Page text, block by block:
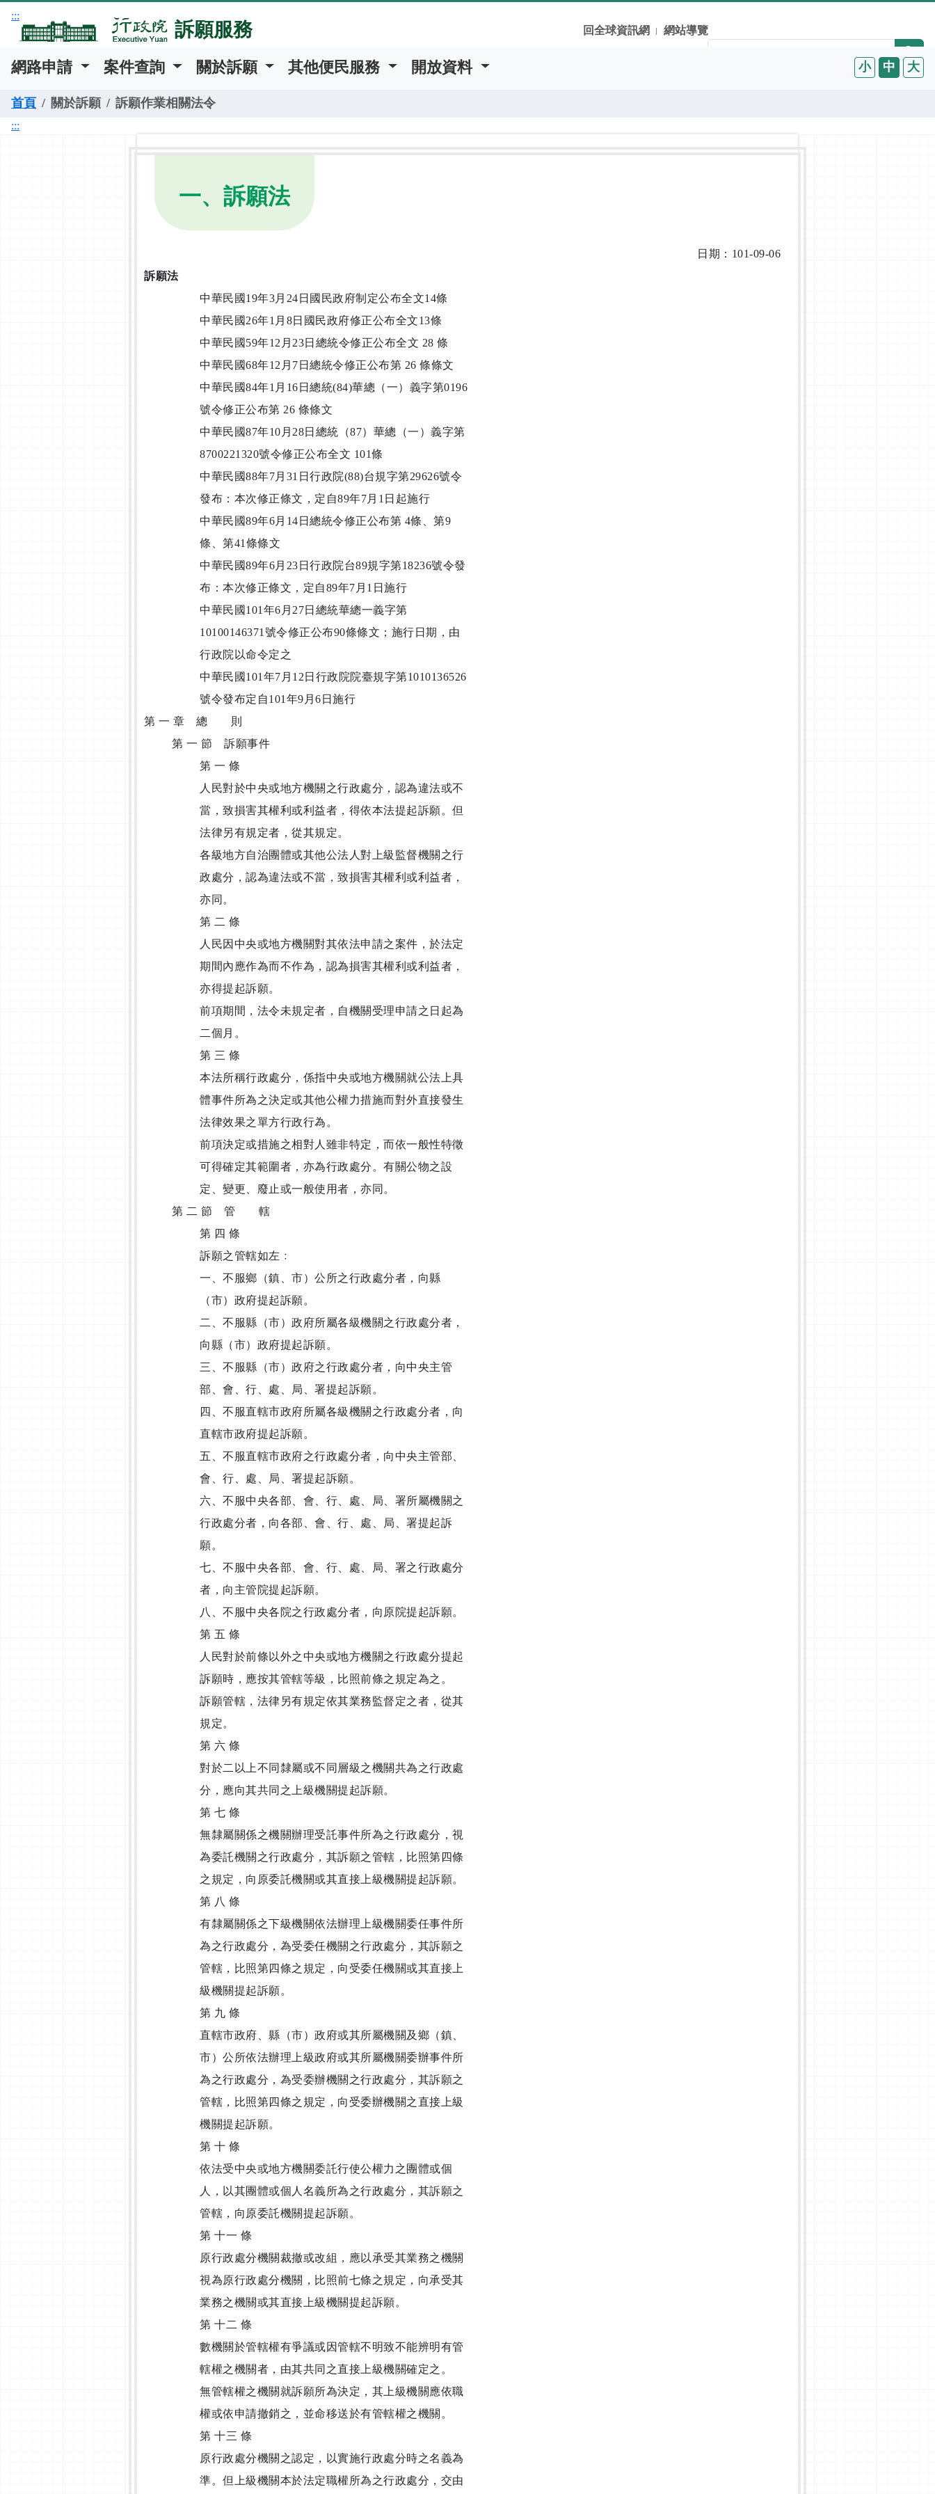
:::
訴願服務 回全球資訊網 網站導覽
網路申請 案件查詢 關於訴願 其他便民服務 開放資料 小 中 大
首頁 關於訴願 訴願作業相關法令
:::
一、訴願法
日期：101-09-06
訴願法
中華民國19年3月24日國民政府制定公布全文14條
中華民國26年1月8日國民政府修正公布全文13條
中華民國59年12月23日總統令修正公布全文 28 條
中華民國68年12月7日總統令修正公布第 26 條條文
中華民國84年1月16日總統(84)華總（一）義字第0196
號令修正公布第 26 條條文
中華民國87年10月28日總統（87）華總（一）義字第
8700221320號令修正公布全文 101條
中華民國88年7月31日行政院(88)台規字第29626號令
發布：本次修正條文，定自89年7月1日起施行
中華民國89年6月14日總統令修正公布第 4條、第9
條、第41條條文
中華民國89年6月23日行政院台89規字第18236號令發
布：本次修正條文，定自89年7月1日施行
中華民國101年6月27日總統華總一義字第
10100146371號令修正公布90條條文；施行日期，由
行政院以命令定之
中華民國101年7月12日行政院院臺規字第1010136526
號令發布定自101年9月6日施行
第 一 章 總 則
第 一 節 訴願事件
第 一 條
人民對於中央或地方機關之行政處分，認為違法或不
當，致損害其權利或利益者，得依本法提起訴願。但
法律另有規定者，從其規定。
各級地方自治團體或其他公法人對上級監督機關之行
政處分，認為違法或不當，致損害其權利或利益者，
亦同。
第 二 條
人民因中央或地方機關對其依法申請之案件，於法定
期間內應作為而不作為，認為損害其權利或利益者，
亦得提起訴願。
前項期間，法令未規定者，自機關受理申請之日起為
二個月。
第 三 條
本法所稱行政處分，係指中央或地方機關就公法上具
體事件所為之決定或其他公權力措施而對外直接發生
法律效果之單方行政行為。
前項決定或措施之相對人雖非特定，而依一般性特徵
可得確定其範圍者，亦為行政處分。有關公物之設
定、變更、廢止或一般使用者，亦同。
第 二 節 管 轄
第 四 條
訴願之管轄如左﹕
一、不服鄉（鎮、市）公所之行政處分者，向縣
（市）政府提起訴願。
二、不服縣（市）政府所屬各級機關之行政處分者，
向縣（市）政府提起訴願。
三、不服縣（市）政府之行政處分者，向中央主管
部、會、行、處、局、署提起訴願。
四、不服直轄市政府所屬各級機關之行政處分者，向
直轄市政府提起訴願。
五、不服直轄市政府之行政處分者，向中央主管部、
會、行、處、局、署提起訴願。
六、不服中央各部、會、行、處、局、署所屬機關之
行政處分者，向各部、會、行、處、局、署提起訴
願。
七、不服中央各部、會、行、處、局、署之行政處分
者，向主管院提起訴願。
八、不服中央各院之行政處分者，向原院提起訴願。
第 五 條
人民對於前條以外之中央或地方機關之行政處分提起
訴願時，應按其管轄等級，比照前條之規定為之。
訴願管轄，法律另有規定依其業務監督定之者，從其
規定。
第 六 條
對於二以上不同隸屬或不同層級之機關共為之行政處
分，應向其共同之上級機關提起訴願。
第 七 條
無隸屬關係之機關辦理受託事件所為之行政處分，視
為委託機關之行政處分，其訴願之管轄，比照第四條
之規定，向原委託機關或其直接上級機關提起訴願。
第 八 條
有隸屬關係之下級機關依法辦理上級機關委任事件所
為之行政處分，為受委任機關之行政處分，其訴願之
管轄，比照第四條之規定，向受委任機關或其直接上
級機關提起訴願。
第 九 條
直轄市政府、縣（市）政府或其所屬機關及鄉（鎮、
市）公所依法辦理上級政府或其所屬機關委辦事件所
為之行政處分，為受委辦機關之行政處分，其訴願之
管轄，比照第四條之規定，向受委辦機關之直接上級
機關提起訴願。
第 十 條
依法受中央或地方機關委託行使公權力之團體或個
人，以其團體或個人名義所為之行政處分，其訴願之
管轄，向原委託機關提起訴願。
第 十一 條
原行政處分機關裁撤或改組，應以承受其業務之機關
視為原行政處分機關，比照前七條之規定，向承受其
業務之機關或其直接上級機關提起訴願。
第 十二 條
數機關於管轄權有爭議或因管轄不明致不能辨明有管
轄權之機關者，由其共同之直接上級機關確定之。
無管轄權之機關就訴願所為決定，其上級機關應依職
權或依申請撤銷之，並命移送於有管轄權之機關。
第 十三 條
原行政處分機關之認定，以實施行政處分時之名義為
準。但上級機關本於法定職權所為之行政處分，交由